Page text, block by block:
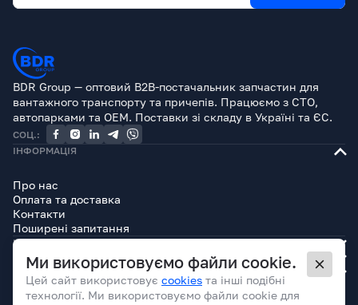
BDR Group — оптовий B2B-постачальник запчастин для
вантажного транспорту та причепів. Працюємо з СТО,
автопарками та OEM. Поставки зі складу в Україні та ЄС.
СОЦ.:
ІНФОРМАЦІЯ
Про нас
Оплата та доставка
Контакти
Поширені запитання
КАТАЛОГ
БРЕНДИ
ЮРИДИЧНА ІНФОРМАЦІЯ
Ми використовуємо файли cookie.
Цей сайт використовує cookies та інші подібні
технології. Ми використовуємо файли cookie для